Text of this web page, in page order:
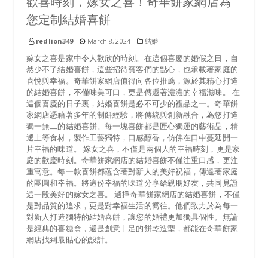
您定制結婚喜餅
redlion349 March 8, 2024 結婚
嫁女之喜是家中令人歡欣的時刻。在這個喜慶的婚假之日，自
然少不了結婚喜餅，這些招待賓客們的點心，也承載著家庭的
喜悅與幸福。奇華餅家網店值得向各位推薦，源於其精心打造
的結婚喜餅，不僅味美可口，更是傳遞著濃濃的幸福滋味。 在
這個喜慶的日子裏，結婚喜餅是必不可少的禮品之一。奇華餅
家網店憑藉著多年的制餅經驗，將傳統與創新融合，為您打造
獨一無二的結婚喜餅。每一塊喜餅都是匠心獨運的藝術品，精
選上等食材，製作工藝獨特，口感醇香，仿佛在口中蔓延開一
片幸福的味道。 嫁女之喜，不僅是兩個人的幸福時刻，更是家
庭的歡慶時刻。奇華餅家網店的結婚喜餅不僅注重口感，更注
重寓意。每一款喜餅都蘊含著對新人的美好祝福，傳達著家庭
的團圓和幸福。將這份幸福的味道分享給親朋好友，共同見證
這一段美好的嫁女之喜。 選擇奇華餅家網店的結婚喜餅，不僅
是對品質的追求，更是對幸福生活的嚮往。他們致力於為每一
對新人打造獨特的結婚喜餅，讓您的婚禮更加獨具個性。無論
是經典的喜糖盒，還是創意十足的餅乾造型，都能在奇華餅家
網店找到最貼心的設計。